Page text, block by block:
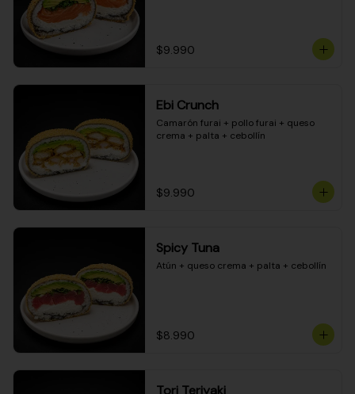
$9.990
Ebi Crunch
Camarón furai + pollo furai + queso
crema + palta + cebollín
$9.990
Spicy Tuna
Atún + queso crema + palta + cebollín
$8.990
Tori Teriyaki